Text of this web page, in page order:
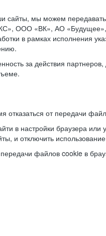
сайты, мы можем
ООО «ВК», АО
в рамках исполнения
за действия
отказаться от передачи
в настройки браузера или
и отключить
передачи файлов cookie в